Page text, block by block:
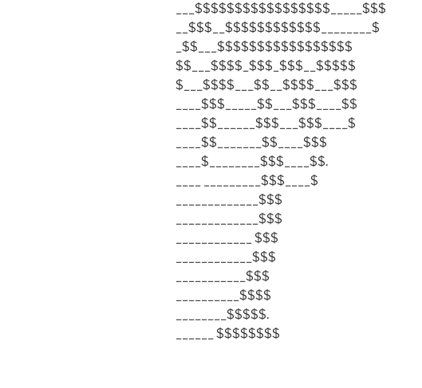
___$$$$$$$$$$$$$$$$$_____$$$
__$$$__$$$$$$$$$$$$________$
_$$___$$$$$$$$$$$$$$$$$
$$___$$$$_$$$_$$$__$$$$$
$___$$$$___$$__$$$$___$$$
____$$$_____$$___$$$____$$
____$$______$$$___$$$____$
____$$_______$$____$$$
____$________$$$____$$.
____ _________$$$____$
_____________$$$
_____________$$$
____________ $$$
____________$$$
___________$$$
__________$$$$
________$$$$$.
______ $$$$$$$$